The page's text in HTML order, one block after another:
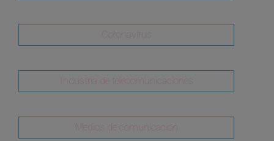
Coronavirus
Industria de telecomunicaciones
Medios de comunicación